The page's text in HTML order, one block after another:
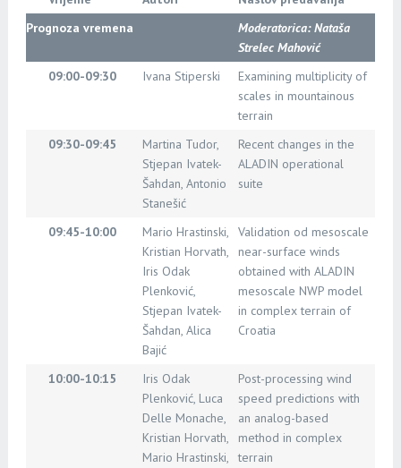
Prognoza vremena
Moderatorica: Nataša
Strelec Mahović
09:00-09:30
Ivana Stiperski
Examining multiplicity of
scales in mountainous
terrain
09:30-09:45
Martina Tudor,
Stjepan Ivatek-
Šahdan, Antonio
Stanešić
Recent changes in the
ALADIN operational
suite
09:45-10:00
Mario Hrastinski,
Kristian Horvath,
Iris Odak
Plenković,
Stjepan Ivatek-
Šahdan, Alica
Bajić
Validation od mesoscale
near-surface winds
obtained with ALADIN
mesoscale NWP model
in complex terrain of
Croatia
10:00-10:15
Iris Odak
Plenković, Luca
Delle Monache,
Kristian Horvath,
Mario Hrastinski,
Post-processing wind
speed predictions with
an analog-based
method in complex
terrain